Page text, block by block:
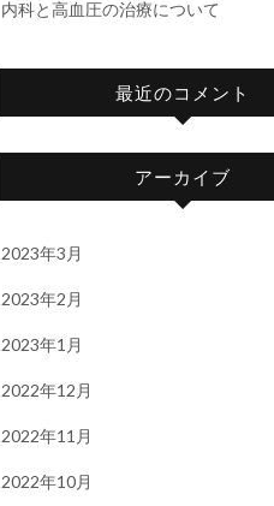
内科と高血圧の治療について
最近のコメント
アーカイブ
2023年3月
2023年2月
2023年1月
2022年12月
2022年11月
2022年10月